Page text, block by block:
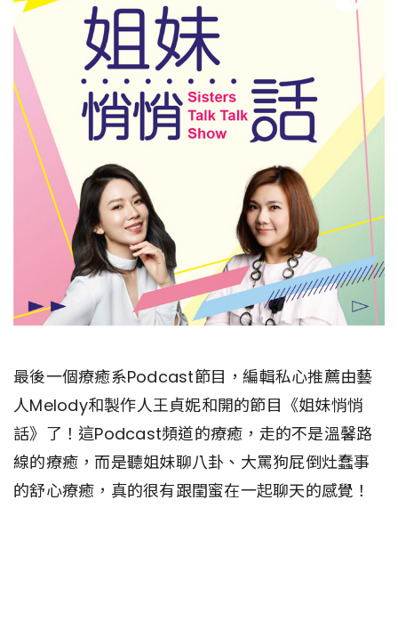
最後一個療癒系Podcast節目，編輯私心推薦由藝
人Melody和製作人王貞妮和開的節目《姐妹悄悄
話》了！這Podcast頻道的療癒，走的不是溫馨路
線的療癒，而是聽姐妹聊八卦、大罵狗屁倒灶蠢事
的舒心療癒，真的很有跟閨蜜在一起聊天的感覺！